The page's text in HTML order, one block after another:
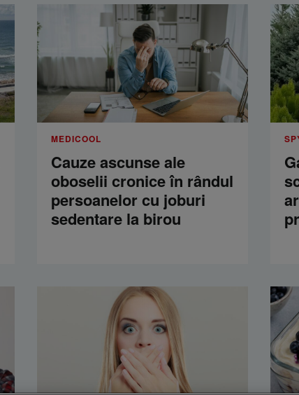
MEDICOOL
Cauze ascunse ale
oboselii cronice în rândul
persoanelor cu joburi
sedentare la birou